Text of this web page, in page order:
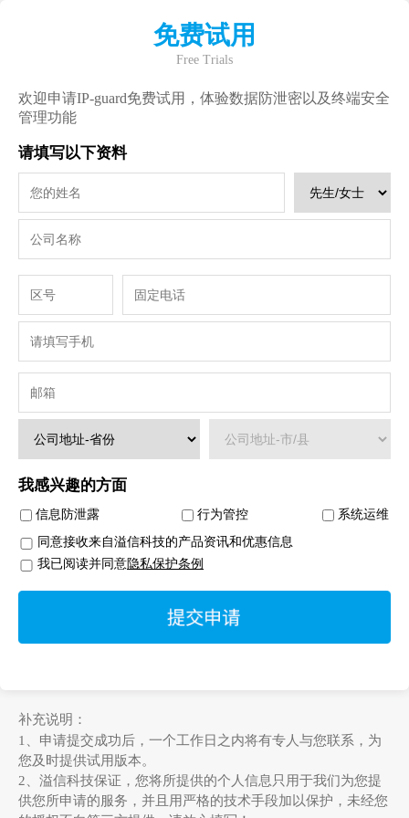
免费试用
Free Trials
欢迎申请IP-guard免费试用，体验数据防泄密以及终端安全
管理功能
请填写以下资料
我感兴趣的方面
信息防泄露 行为管控
系统运维
同意接收来自溢信科技的产品资讯和优惠信息
我已阅读并同意隐私保护条例
补充说明：
1、申请提交成功后，一个工作日之内将有专人与您联系，为
您及时提供试用版本。
2、溢信科技保证，您将所提供的个人信息只用于我们为您提
供您所申请的服务，并且用严格的技术手段加以保护，未经您